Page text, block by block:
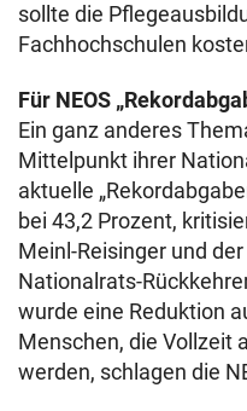
sollte die
Fachhochschulen
Für NEOS
Ein ganz anderes
Mittelpunkt ihrer
aktuelle
bei 43,2 Prozent,
Meinl-Reisinger und
Nationalrats-
wurde eine Reduktion
Menschen, die Vollzeit
werden, schlagen die